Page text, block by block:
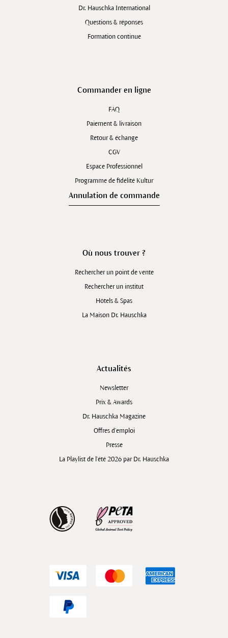
Dr. Hauschka International
Questions & réponses
Formation continue
Commander en ligne
FAQ
Paiement & livraison
Retour & échange
CGV
Espace Professionnel
Programme de fidélité Kultur
Annulation de commande
Où nous trouver ?
Rechercher un point de vente
Rechercher un institut
Hôtels & Spas
La Maison Dr. Hauschka
Actualités
Newsletter
Prix & Awards
Dr. Hauschka Magazine
Offres d’emploi
Presse
La Playlist de l'été 2026 par Dr. Hauschka